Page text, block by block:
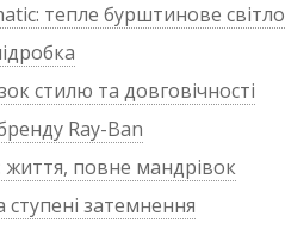
тепле бурштинове світло
стилю та довговічності
Ray-Ban
повне мандрівок
ступені затемнення